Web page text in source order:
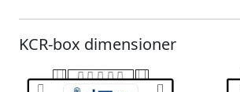
KCR-box dimensioner